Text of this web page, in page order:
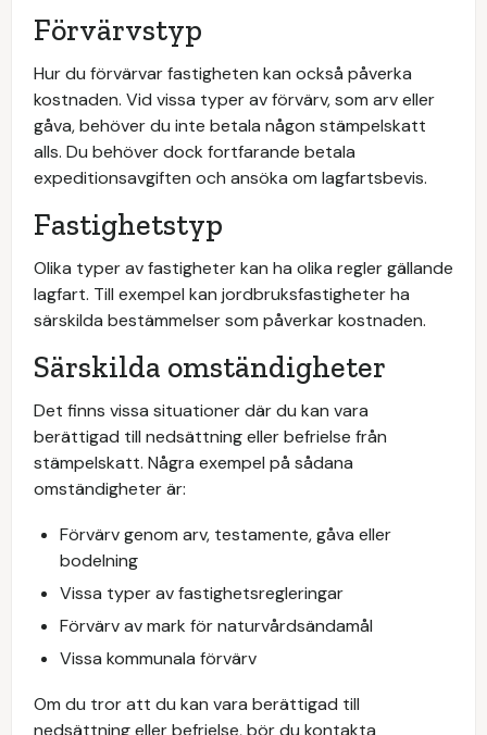
Förvärvstyp
Hur du förvärvar fastigheten kan också påverka
kostnaden. Vid vissa typer av förvärv, som arv eller
gåva, behöver du inte betala någon stämpelskatt
alls. Du behöver dock fortfarande betala
expeditionsavgiften och ansöka om lagfartsbevis.
Fastighetstyp
Olika typer av fastigheter kan ha olika regler gällande
lagfart. Till exempel kan jordbruksfastigheter ha
särskilda bestämmelser som påverkar kostnaden.
Särskilda omständigheter
Det finns vissa situationer där du kan vara
berättigad till nedsättning eller befrielse från
stämpelskatt. Några exempel på sådana
omständigheter är:
Förvärv genom arv, testamente, gåva eller
bodelning
Vissa typer av fastighetsregleringar
Förvärv av mark för naturvårdsändamål
Vissa kommunala förvärv
Om du tror att du kan vara berättigad till
nedsättning eller befrielse, bör du kontakta